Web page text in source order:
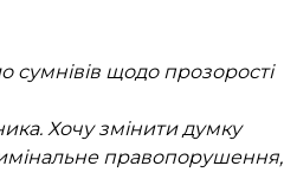
сумнівів щодо прозорості
Хочу змінити думку
правопорушення,